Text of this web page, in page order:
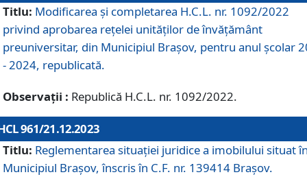
Titlu: Modificarea și completarea H.C.L. nr. 1092/2022
privind aprobarea rețelei unităților de învăţământ
preuniversitar, din Municipiul Braşov, pentru anul școlar
- 2024, republicată.
Observații : Republică H.C.L. nr. 1092/2022.
961/21.12.2023
Titlu: Reglementarea situației juridice a imobilului situat
Municipiul Brașov, înscris în C.F. nr. 139414 Brașov.